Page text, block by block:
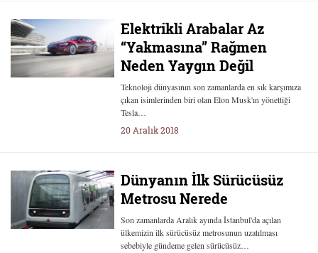
Elektrikli Arabalar Az
“Yakmasına” Rağmen
Neden Yaygın Değil
Teknoloji dünyasının son zamanlarda en sık karşımıza
çıkan isimlerinden biri olan Elon Musk'ın yönettiği
Tesla…
20 Aralık 2018
Dünyanın İlk Sürücüsüz
Metrosu Nerede
Son zamanlarda Aralık ayında İstanbul'da açılan
ülkemizin ilk sürücüsüz metrosunun uzatılması
sebebiyle gündeme gelen sürücüsüz…